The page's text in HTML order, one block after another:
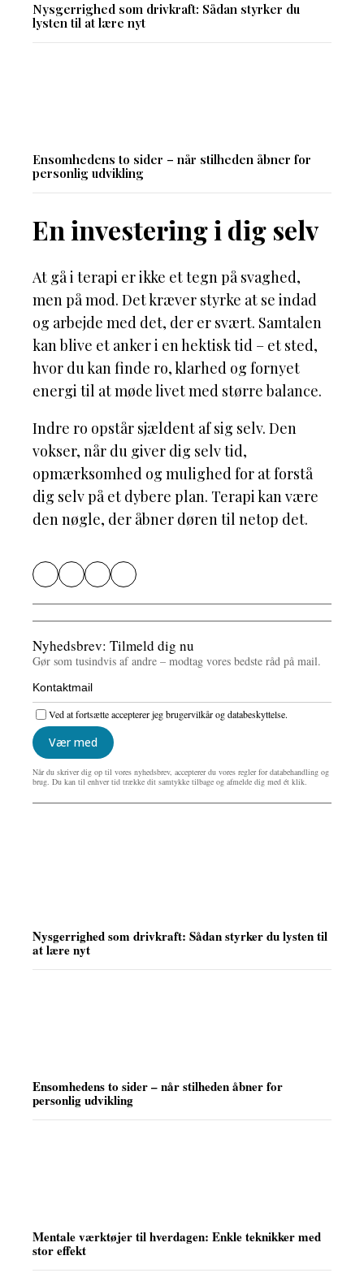
Nysgerrighed som drivkraft: Sådan styrker du
lysten til at lære nyt
Ensomhedens to sider – når stilheden åbner for
personlig udvikling
En investering i dig selv
At gå i terapi er ikke et tegn på svaghed,
men på mod. Det kræver styrke at se indad
og arbejde med det, der er svært. Samtalen
kan blive et anker i en hektisk tid – et sted,
hvor du kan finde ro, klarhed og fornyet
energi til at møde livet med større balance.
Indre ro opstår sjældent af sig selv. Den
vokser, når du giver dig selv tid,
opmærksomhed og mulighed for at forstå
dig selv på et dybere plan. Terapi kan være
den nøgle, der åbner døren til netop det.
Nysgerrighed som drivkraft: Sådan styrker du lysten til
at lære nyt
Ensomhedens to sider – når stilheden åbner for
personlig udvikling
Mentale værktøjer til hverdagen: Enkle teknikker med
stor effekt
Nyhedsbrev: Tilmeld dig nu
Gør som tusindvis af andre – modtag vores bedste råd på mail.
Vær med
Ved at fortsætte accepterer jeg brugervilkår og databeskyttelse.
Når du skriver dig op til vores nyhedsbrev, accepterer du vores regler for databehandling og
brug. Du kan til enhver tid trække dit samtykke tilbage og afmelde dig med ét klik.